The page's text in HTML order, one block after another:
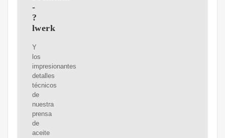
-
?
lwerk
Y
los
impresionantes
detalles
técnicos
de
nuestra
prensa
de
aceite